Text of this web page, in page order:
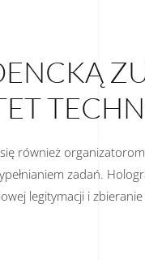
również
zadań.
legitymacji i